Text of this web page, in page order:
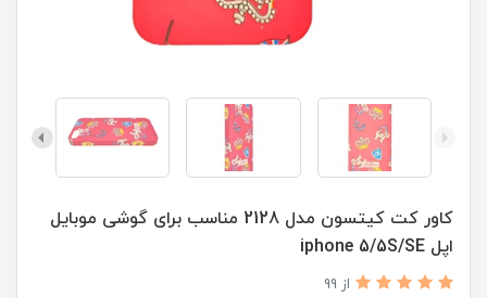
کاور کت کیتسون مدل 2128 مناسب برای گوشی موبایل
اپل iphone 5/5S/SE
از 99